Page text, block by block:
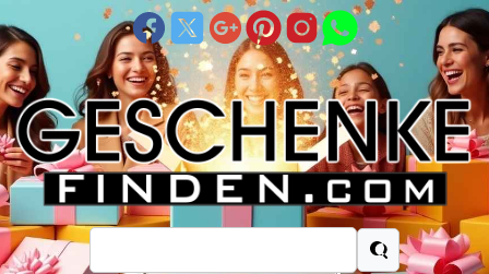
Suchen